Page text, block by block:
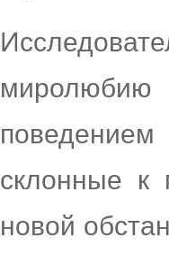
склонные
новой